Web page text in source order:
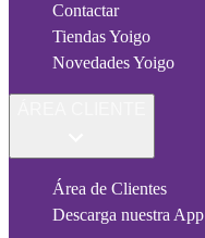
Contactar
Tiendas Yoigo
Novedades Yoigo
Área de Clientes
Descarga nuestra App